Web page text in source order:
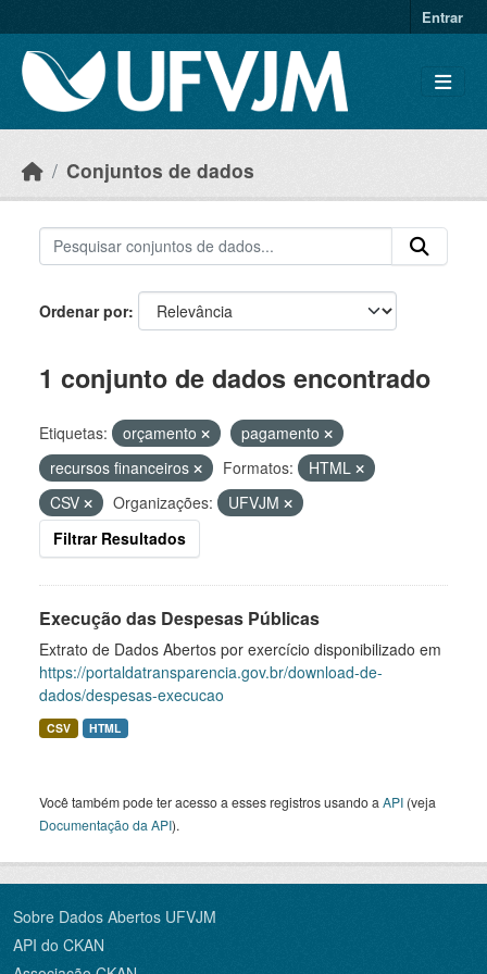
Entrar
Conjuntos de dados
Ordenar por
1 conjunto de dados encontrado
Etiquetas: orçamento
pagamento
recursos financeiros
Formatos:
HTML
CSV
Organizações:
UFVJM
Filtrar Resultados
Execução das Despesas Públicas
Extrato de Dados Abertos por exercício disponibilizado em
https://portaldatransparencia.gov.br/download-de-
dados/despesas-execucao
CSV HTML
Você também pode ter acesso a esses registros usando a API (veja
Documentação da API).
Sobre Dados Abertos UFVJM
API do CKAN